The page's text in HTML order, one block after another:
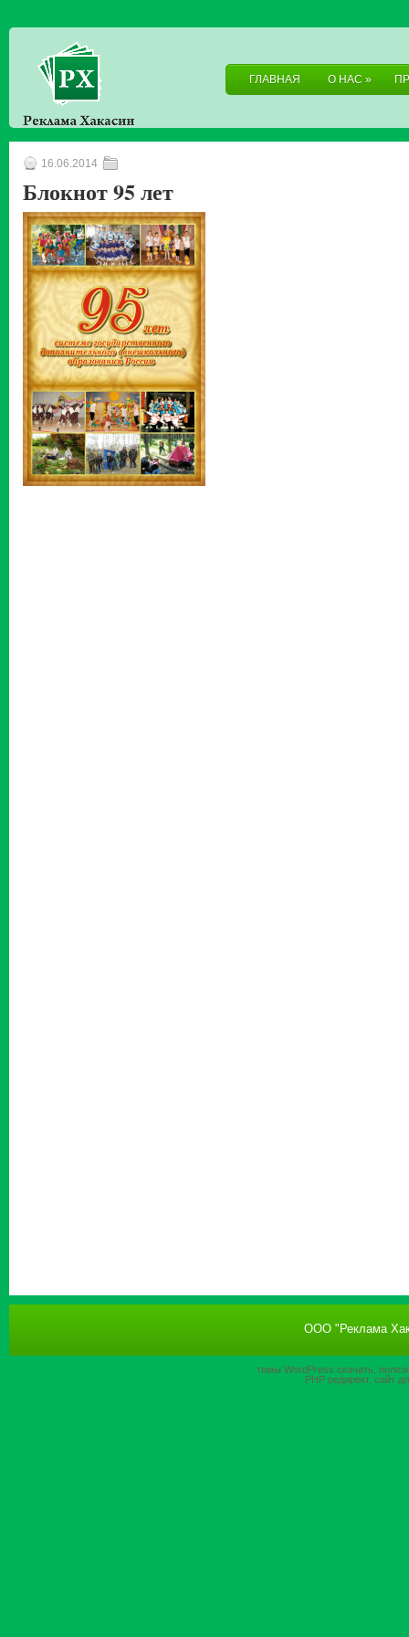
ГЛАВНАЯ О НАС »
16.06.2014
Блокнот 95 лет
ООО "Реклама
темы WordPress скачать;
PHP редирект, сайт